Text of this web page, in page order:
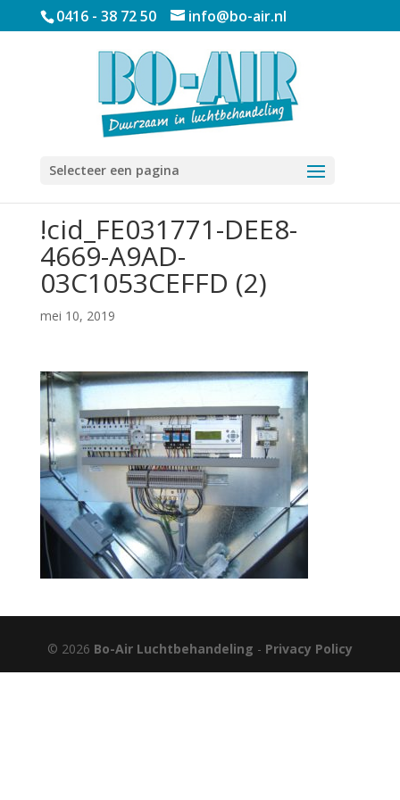
0416 - 38 72 50 info@bo-air.nl
Selecteer een pagina
!cid_FE031771-DEE8-
4669-A9AD-
03C1053CEFFD (2)
mei 10, 2019
© 2026 Bo-Air Luchtbehandeling - Privacy Policy